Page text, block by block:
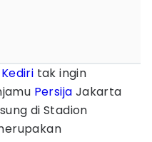
tak ingin
Persija Jakarta
di Stadion